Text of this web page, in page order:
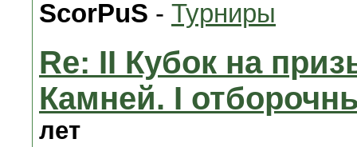
ScorPuS - Турниры
Re: II Кубок на
Камней. I
лет